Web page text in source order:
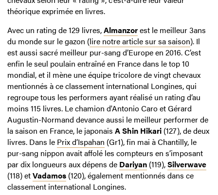
théorique exprimée en livres.
Avec un rating de 129 livres,Almanzorest le meilleur 3ans
du monde sur le gazon (lire notre article sur sa saison). Il
est aussi sacré meilleur pur-sang d’Europe en 2016. C’est
enfin le seul poulain entraîné en France dans le top 10
mondial, et il mène une équipe tricolore de vingt chevaux
mentionnés à ce classement international Longines, qui
regroupe tous les performers ayant réalisé un rating d’au
moins 115 livres. Le chamion d'Antonio Caro et Gérard
Augustin-Normand devance aussi le meilleur performer de
la saison en France, le japonais A Shin Hikari (127), de deux
livres. Dans le Prix d’Ispahan (Gr1), fin mai à Chantilly, le
pur-sang nippon avait affolé les compteurs en s’imposant
par dix longueurs aux dépens de Dariyan (119),Silverwave
(118) etVadamos (120), également mentionnés dans ce
classement international Longines.